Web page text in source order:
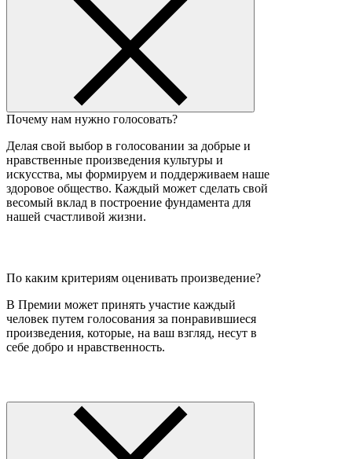
Почему нам нужно голосовать?
Делая свой выбор в голосовании за добрые и
нравственные произведения культуры и
искусства, мы формируем и поддерживаем наше
здоровое общество. Каждый может сделать свой
весомый вклад в построение фундамента для
нашей счастливой жизни.
По каким критериям оценивать произведение?
В Премии может принять участие каждый
человек путем голосования за понравившиеся
произведения, которые, на ваш взгляд, несут в
себе добро и нравственность.